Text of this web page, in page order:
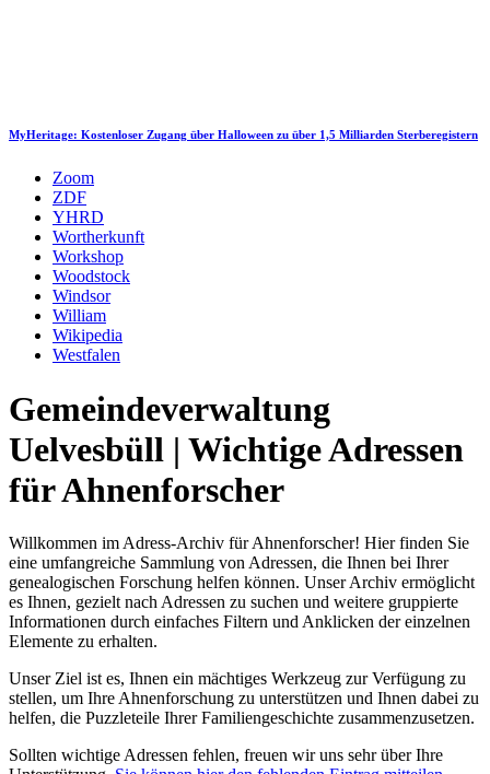
MyHeritage: Kostenloser Zugang über Halloween zu über 1,5 Milliarden Sterberegistern
Zoom
ZDF
YHRD
Wortherkunft
Workshop
Woodstock
Windsor
William
Wikipedia
Westfalen
Gemeindeverwaltung
Uelvesbüll | Wichtige Adressen
für Ahnenforscher
Willkommen im Adress-Archiv für Ahnenforscher! Hier finden Sie
eine umfangreiche Sammlung von Adressen, die Ihnen bei Ihrer
genealogischen Forschung helfen können. Unser Archiv ermöglicht
es Ihnen, gezielt nach Adressen zu suchen und weitere gruppierte
Informationen durch einfaches Filtern und Anklicken der einzelnen
Elemente zu erhalten.
Unser Ziel ist es, Ihnen ein mächtiges Werkzeug zur Verfügung zu
stellen, um Ihre Ahnenforschung zu unterstützen und Ihnen dabei zu
helfen, die Puzzleteile Ihrer Familiengeschichte zusammenzusetzen.
Sollten wichtige Adressen fehlen, freuen wir uns sehr über Ihre